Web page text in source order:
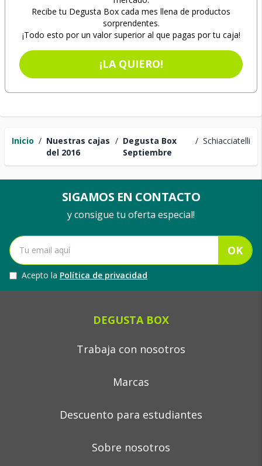
Inicio / Nuestras cajas
del 2016
/ Degusta Box
Septiembre
/ Schiacciatelli
Recibe tu Degusta Box cada mes llena de productos
sorprendentes.
¡Todo esto por un valor superior al que pagas por tu caja!
¡LA QUIERO!
SIGAMOS EN CONTACTO
y consigue tu oferta especial!
OK
Acepto la Política de privacidad
DEGUSTA BOX
Trabaja con nosotros
Marcas
Descuento para estudiantes
Sobre nosotros